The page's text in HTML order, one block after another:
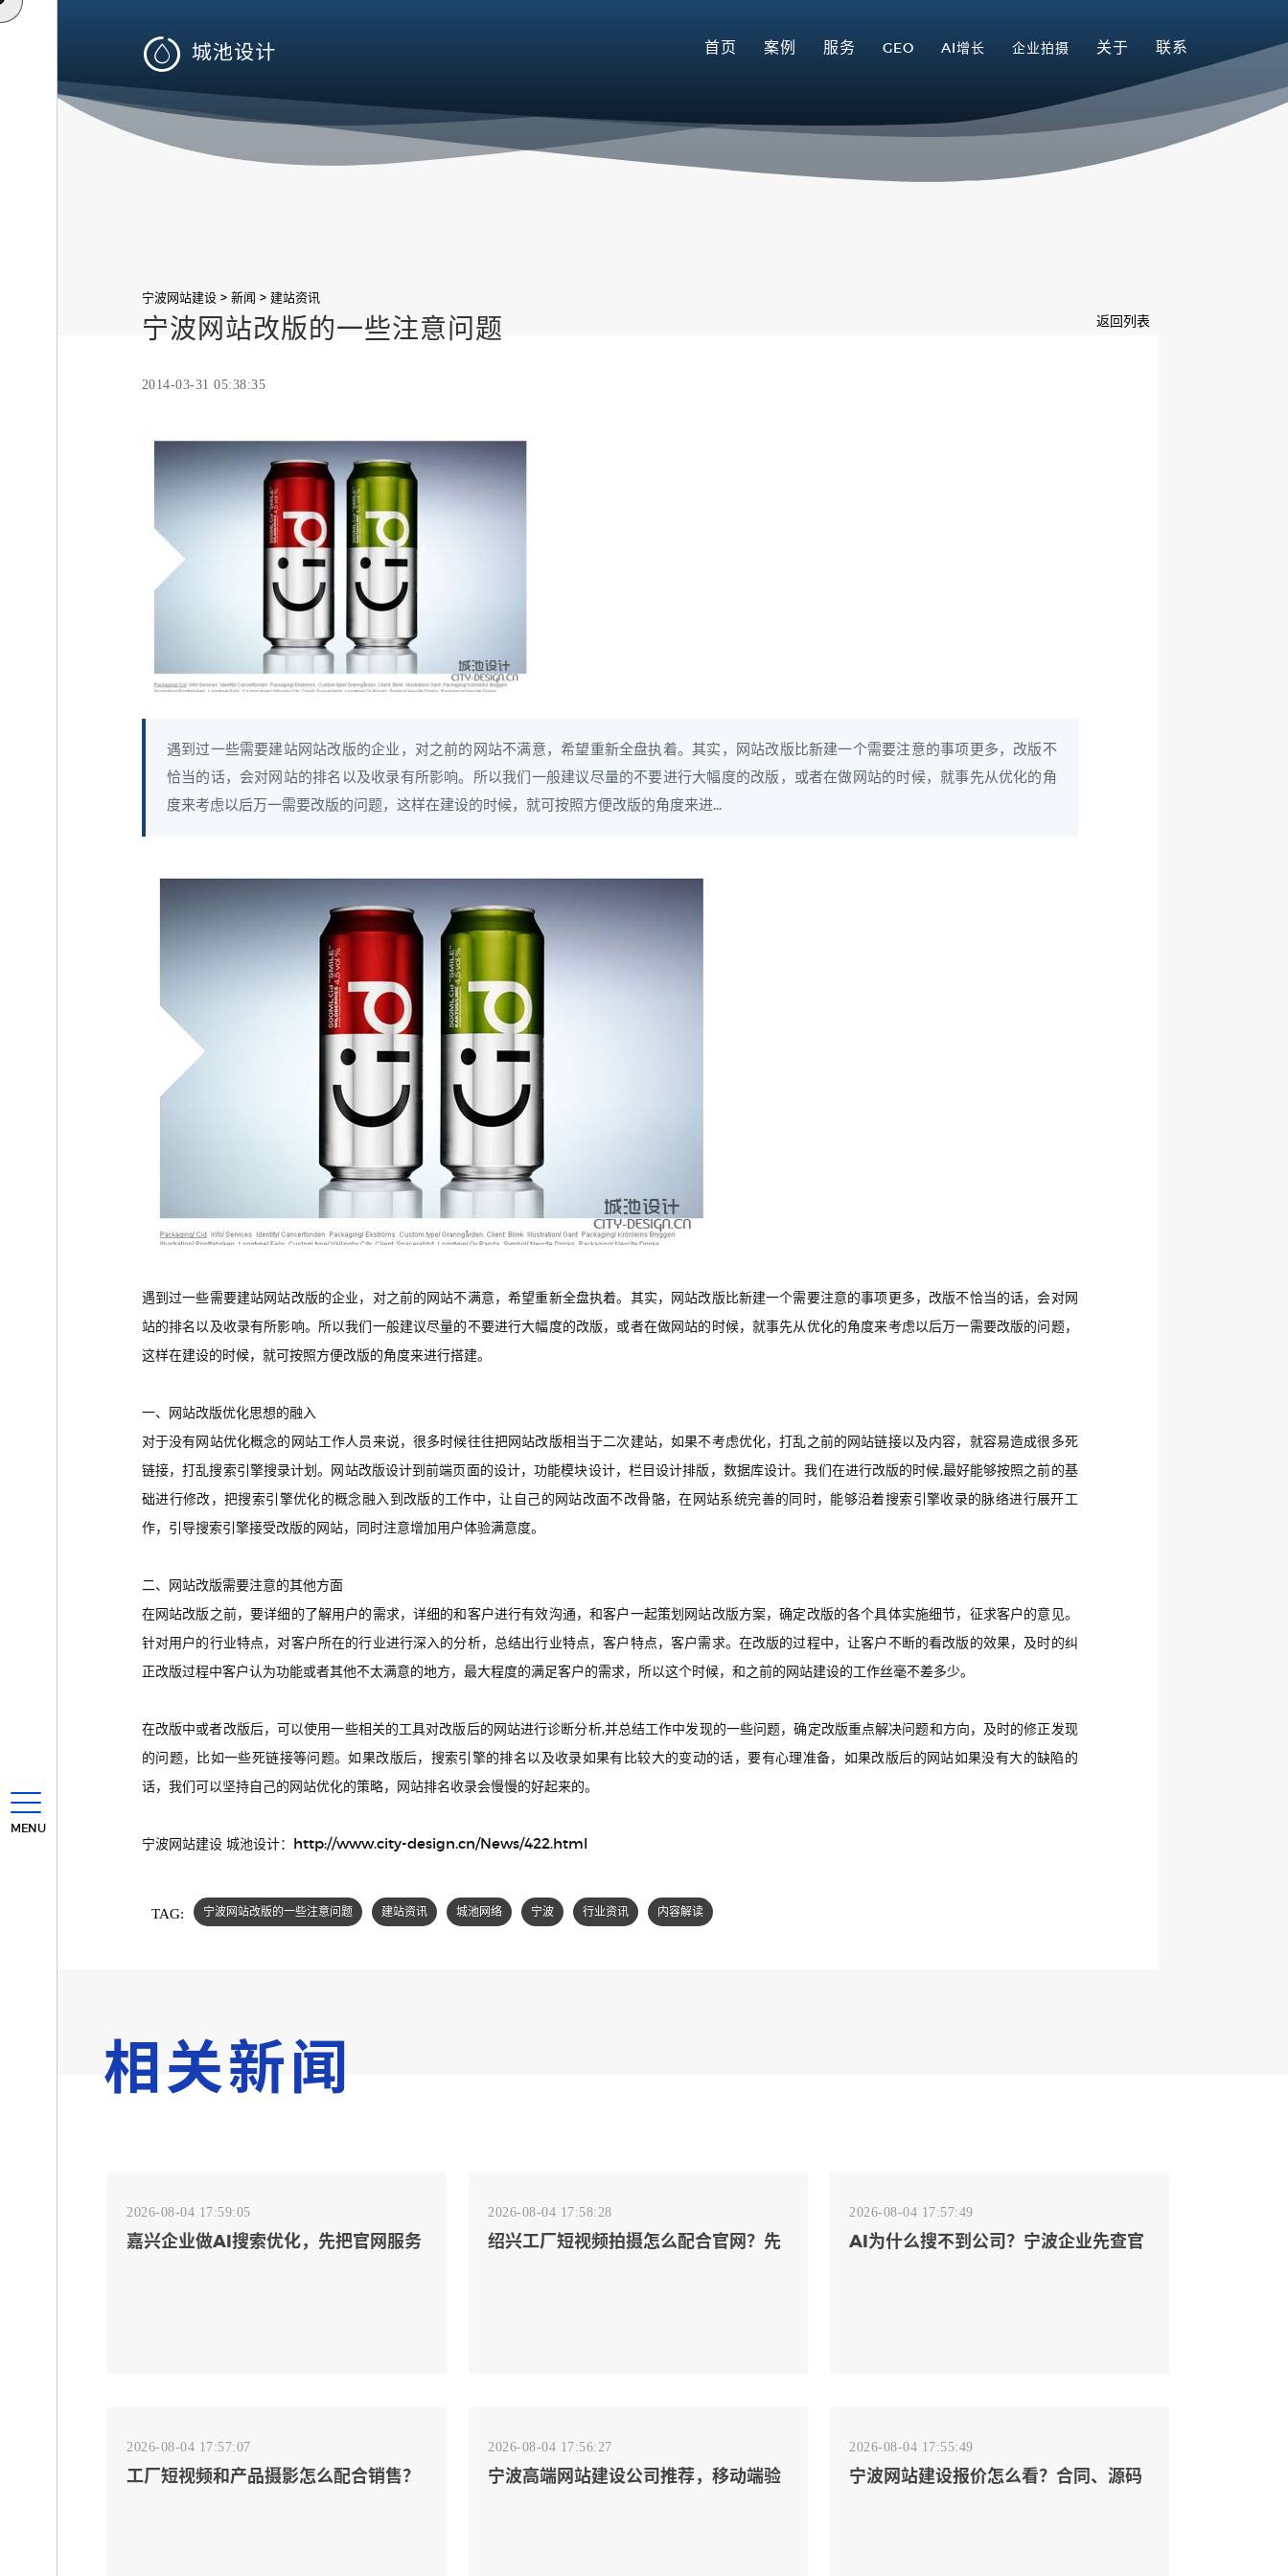
MENU
 首页 案例 服务 GEO AI增长 企业拍摄 关于 联系
宁波网站建设> 新闻 > 建站资讯
返回列表
宁波网站改版的一些注意问题
2014-03-31 05:38:35
遇到过一些需要建站网站改版的企业，对之前的网站不满意，希望重新全盘执着。其实，网站改版比新建一个需要注意的事项更多，改版不
恰当的话，会对网站的排名以及收录有所影响。所以我们一般建议尽量的不要进行大幅度的改版，或者在做网站的时候，就事先从优化的角
度来考虑以后万一需要改版的问题，这样在建设的时候，就可按照方便改版的角度来进...
遇到过一些需要建站网站改版的企业，对之前的网站不满意，希望重新全盘执着。其实，网站改版比新建一个需要注意的事项更多，改版不恰当的话，会对网
站的排名以及收录有所影响。所以我们一般建议尽量的不要进行大幅度的改版，或者在做网站的时候，就事先从优化的角度来考虑以后万一需要改版的问题，
这样在建设的时候，就可按照方便改版的角度来进行搭建。
一、网站改版优化思想的融入
对于没有网站优化概念的网站工作人员来说，很多时候往往把网站改版相当于二次建站，如果不考虑优化，打乱之前的网站链接以及内容，就容易造成很多死
链接，打乱搜索引擎搜录计划。网站改版设计到前端页面的设计，功能模块设计，栏目设计排版，数据库设计。我们在进行改版的时候,最好能够按照之前的基
础进行修改，把搜索引擎优化的概念融入到改版的工作中，让自己的网站改面不改骨骼，在网站系统完善的同时，能够沿着搜索引擎收录的脉络进行展开工
作，引导搜索引擎接受改版的网站，同时注意增加用户体验满意度。
二、网站改版需要注意的其他方面
在网站改版之前，要详细的了解用户的需求，详细的和客户进行有效沟通，和客户一起策划网站改版方案，确定改版的各个具体实施细节，征求客户的意见。
针对用户的行业特点，对客户所在的行业进行深入的分析，总结出行业特点，客户特点，客户需求。在改版的过程中，让客户不断的看改版的效果，及时的纠
正改版过程中客户认为功能或者其他不太满意的地方，最大程度的满足客户的需求，所以这个时候，和之前的网站建设的工作丝毫不差多少。
在改版中或者改版后，可以使用一些相关的工具对改版后的网站进行诊断分析,并总结工作中发现的一些问题，确定改版重点解决问题和方向，及时的修正发现
的问题，比如一些死链接等问题。如果改版后，搜索引擎的排名以及收录如果有比较大的变动的话，要有心理准备，如果改版后的网站如果没有大的缺陷的
话，我们可以坚持自己的网站优化的策略，网站排名收录会慢慢的好起来的。
宁波网站建设 城池设计： http://www.city-design.cn/News/422.html
TAG: 宁波网站改版的一些注意问题 建站资讯 城池网络 宁波 行业资讯 内容解读
相关新闻
2026-08-04 17:59:05
嘉兴企业做AI搜索优化，先把官网服务
2026-08-04 17:58:28
绍兴工厂短视频拍摄怎么配合官网？先
2026-08-04 17:57:49
AI为什么搜不到公司？宁波企业先查官
2026-08-04 17:57:07
工厂短视频和产品摄影怎么配合销售？
2026-08-04 17:56:27
宁波高端网站建设公司推荐，移动端验
2026-08-04 17:55:49
宁波网站建设报价怎么看？合同、源码